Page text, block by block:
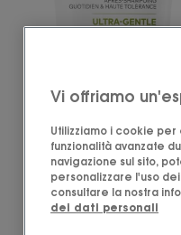
Vi offriamo
Utilizziamo i cookie
funzionalità avanzate
navigazione sul sito,
personalizzare l'uso
consultare la nostra
dei dati personali